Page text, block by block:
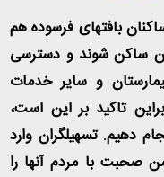
شفیعی توضیح داد: هدف این است تا ساکنان بافت‎های فرسوده هم
ساکن شوند و دسترسی
و سایر خدمات
تاکید بر این است،
دهیم. تسهیلگران وارد
صحبت با مردم آنها را